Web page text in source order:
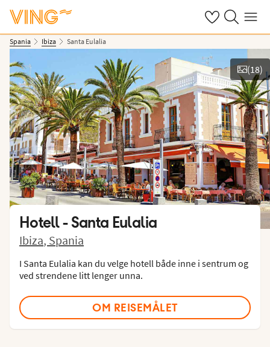
Se dine sparte
Søk påMeny
Spania Ibiza Santa Eulalia
Vis bilder
(18)
Hotell - Santa Eulalia
Ibiza, Spania
I Santa Eulalia kan du velge hotell både inne i sentrum og
ved strendene litt lenger unna.
OM REISEMÅLET